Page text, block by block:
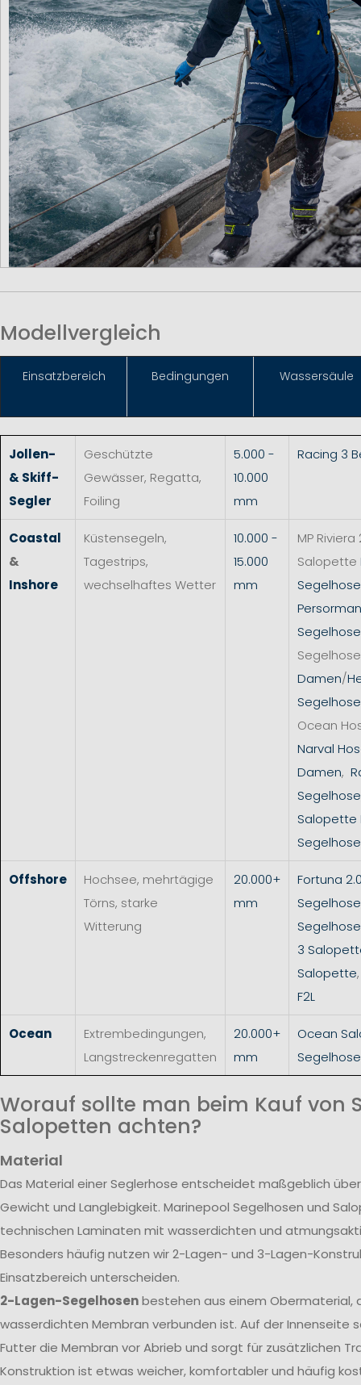
Modellvergleich
Einsatzbereich Bedingungen Wassersäule
Jollen-
& Skiff-
Segler
Geschützte
Gewässer, Regatta,
Foiling
5.000 -
10.000
mm
Racing 3
Coastal
&
Inshore
Küstensegeln,
Tagestrips,
wechselhaftes Wetter
10.000 -
15.000
mm
MP Riviera
Salopette
Segelhose
Damen/
Ocean
Narval
Damen,
Segelhose
Salopette
Segelhose
Offshore
Hochsee, mehrtägige
Törns, starke
Witterung
20.000+
mm
Fortuna
Segelhose
3
Salopette
F2L
Ocean
Extrembedingungen,
Langstreckenregatten
20.000+
mm
Ocean
Segelhose
Worauf sollte man beim Kauf von
Salopetten achten?
Material
Das Material einer Seglerhose entscheidet maßgeblich
Gewicht und Langlebigkeit. Marinepool Segelhosen und
technischen Laminaten mit wasserdichten und
Besonders häufig nutzen wir 2-Lagen- und 3-Lagen-
Einsatzbereich unterscheiden.
2-Lagen-Segelhosenbestehen aus einem Obermaterial,
wasserdichten Membran verbunden ist. Auf der Innenseite
Futter die Membran vor Abrieb und sorgt für zusätzlichen
Konstruktion ist etwas weicher, komfortabler und häufig